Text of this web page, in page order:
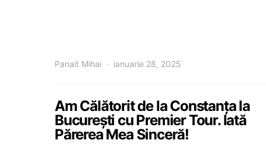
Panait Mihai ianuarie 28, 2025
Am Călătorit de la Constanța la
București cu Premier Tour. Iată
Părerea Mea Sinceră!